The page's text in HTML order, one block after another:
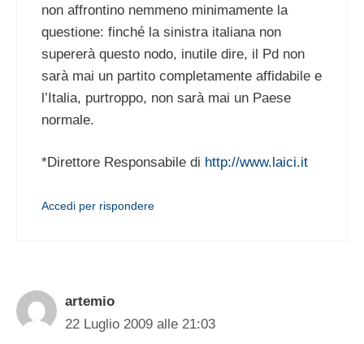
non affrontino nemmeno minimamente la
questione: finché la sinistra italiana non
supererà questo nodo, inutile dire, il Pd non
sarà mai un partito completamente affidabile e
l’Italia, purtroppo, non sarà mai un Paese
normale.
*Direttore Responsabile di http://www.laici.it
Accedi per rispondere
artemio
22 Luglio 2009 alle 21:03